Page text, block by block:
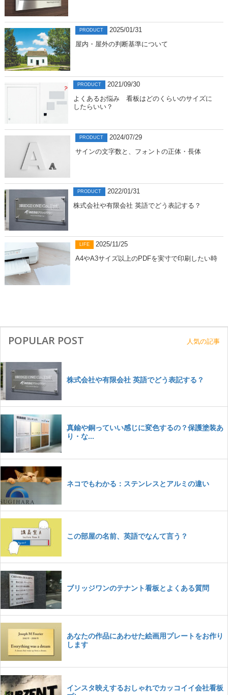
PRODUCT
2025/01/31
屋内・屋外の判断基準について
PRODUCT
2021/09/30
よくあるお悩み 看板はどのくらいのサイズに
したらいい？
PRODUCT
2024/07/29
サインの文字数と、フォントの正体・長体
PRODUCT
2022/01/31
株式会社や有限会社 英語でどう表記する？
LIFE
2025/11/25
A4やA3サイズ以上のPDFを実寸で印刷したい時
POPULAR POST 人気の記事